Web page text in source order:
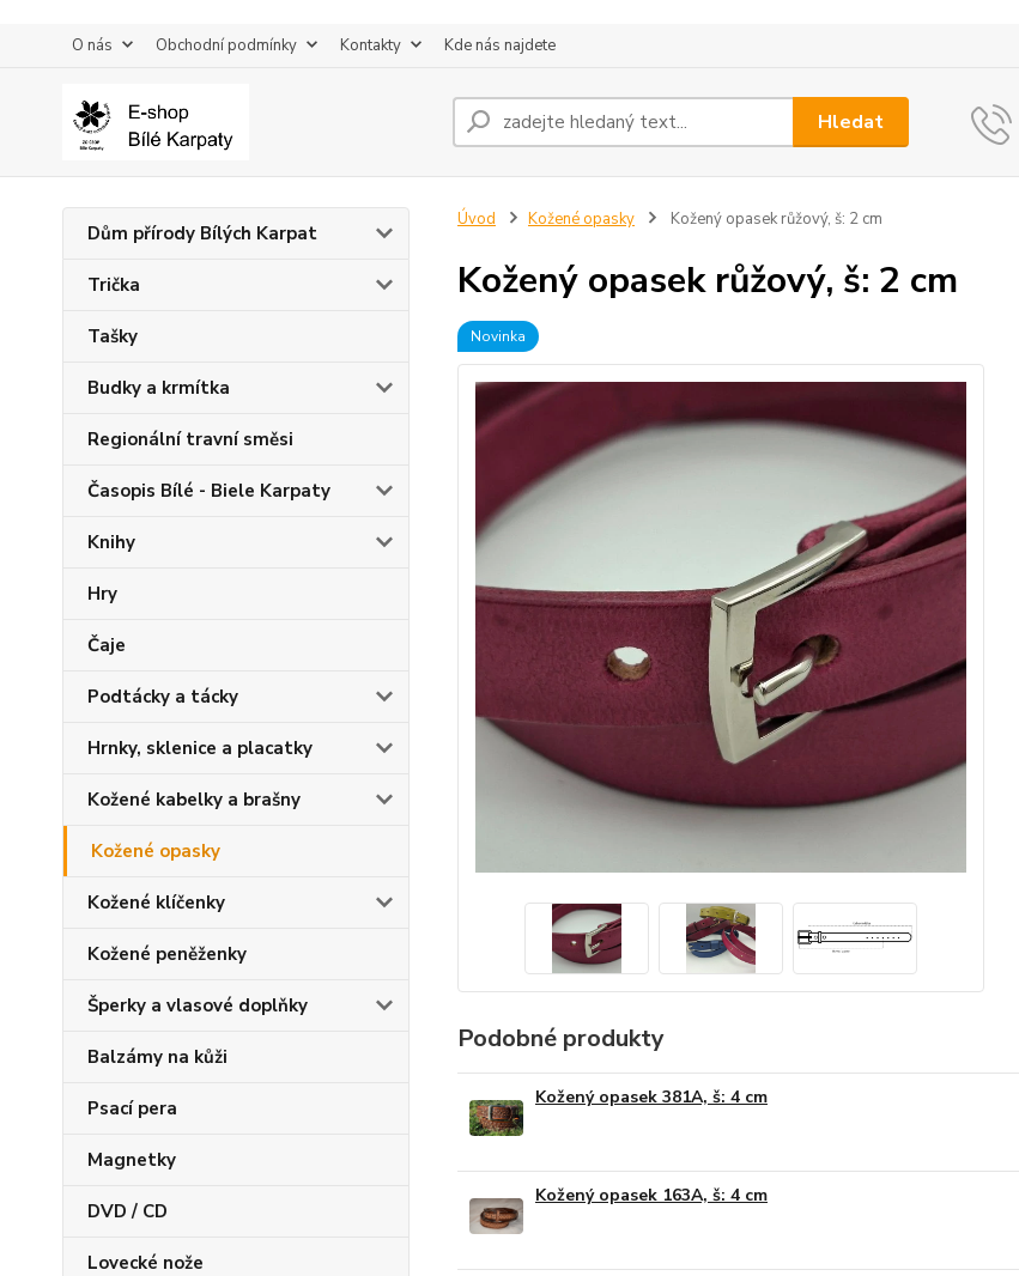
O nás Obchodní podmínky Kontakty Kde nás najdete
Hledat
Dům přírody Bílých Karpat
Trička
Tašky
Budky a krmítka
Regionální travní směsi
Časopis Bílé - Biele Karpaty
Knihy
Hry
Čaje
Podtácky a tácky
Hrnky, sklenice a placatky
Kožené kabelky a brašny
Kožené opasky
Kožené klíčenky
Kožené peněženky
Šperky a vlasové doplňky
Balzámy na kůži
Psací pera
Magnetky
DVD / CD
Lovecké nože
Úvod Kožené opasky Kožený opasek růžový, š: 2 cm
Kožený opasek růžový, š: 2 cm
Novinka
Podobné produkty
Kožený opasek 381A, š: 4 cm
Kožený opasek 163A, š: 4 cm